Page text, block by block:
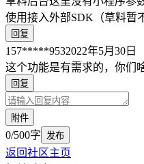
使用接入外部SDK（草料暂
回复
157*****9532022年5月30日
这个功能是有需求的，你们
回复
附件
0/500字 发布
返回社区主页